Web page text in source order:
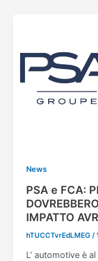
News
PSA e FCA:
IMPATTO
hTUCCTvrEdLMEG/
L’ automotive è